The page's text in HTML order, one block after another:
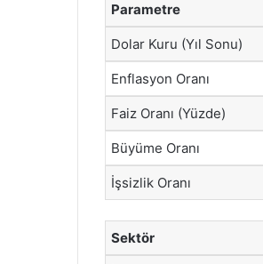
Parametre
Dolar Kuru (Yıl Sonu)
Enflasyon Oranı
Faiz Oranı (Yüzde)
Büyüme Oranı
İşsizlik Oranı
Sektör